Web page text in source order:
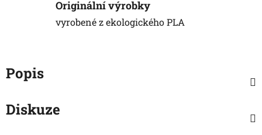
Originální výrobky
vyrobené z ekologického PLA
Popis
Diskuze